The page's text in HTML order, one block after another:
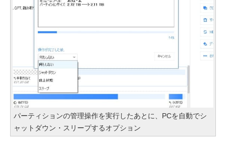
パーティションの管理操作を実行したあとに、PCを自動でシ
ャットダウン・スリープするオプション